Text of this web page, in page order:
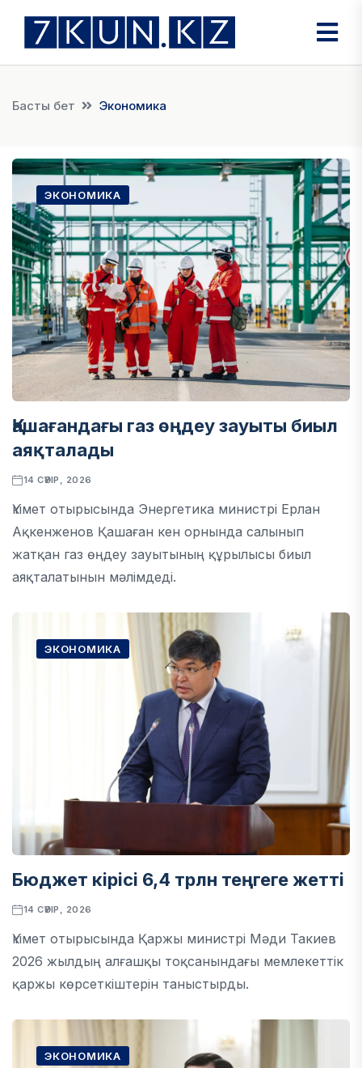
Басты бет Экономика
ЭКОНОМИКА
Қашағандағы газ өңдеу зауыты биыл
аяқталады
14 СӘУІР, 2026
Үкімет отырысында Энергетика министрі Ерлан
Ақкенженов Қашаған кен орнында салынып
жатқан газ өңдеу зауытының құрылысы биыл
аяқталатынын мәлімдеді.
ЭКОНОМИКА
Бюджет кірісі 6,4 трлн теңгеге жетті
14 СӘУІР, 2026
Үкімет отырысында Қаржы министрі Мәди Такиев
2026 жылдың алғашқы тоқсанындағы мемлекеттік
қаржы көрсеткіштерін таныстырды.
ЭКОНОМИКА